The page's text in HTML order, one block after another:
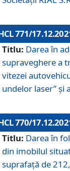
771/
Titlu: Darea în
supraveghere a
vitezei
undelor laser” și
770/
Titlu: Darea în
din imobilul
suprafaţă de